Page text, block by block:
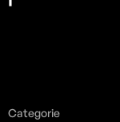
Categorie